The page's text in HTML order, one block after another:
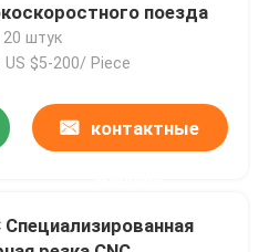
листа
обработке
поезда
20 штук
US $5-200/ Piece
контактные
Специализированная